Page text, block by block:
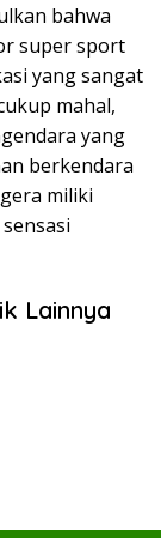
bahwa
super sport
yang sangat
mahal,
yang
berkendara
miliki
Lainnya